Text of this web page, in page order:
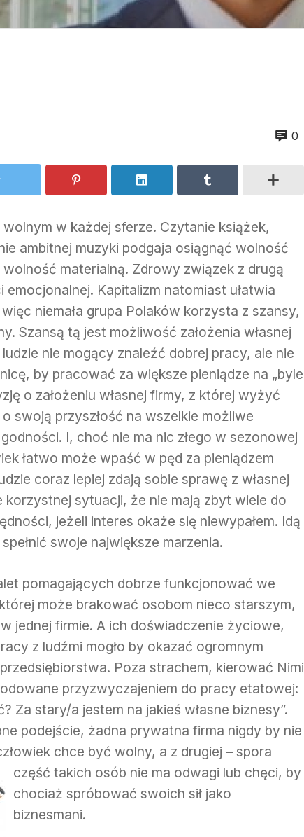
0
w każdej sferze. Czytanie książek,
ambitnej muzyki podgaja osiągnąć wolność
materialną. Zdrowy związek z drugą
Kapitalizm natomiast ułatwia
niemała grupa Polaków korzysta z szansy,
Szansą tą jest możliwość założenia własnej
nie mogący znaleźć dobrej pracy, ale nie
by pracować za większe pieniądze na „byle
o założeniu własnej firmy, z której wyżyć
swoją przyszłość na wszelkie możliwe
I, choć nie ma nic złego w sezonowej
łatwo może wpaść w pęd za pieniądzem
coraz lepiej zdają sobie sprawę z własnej
sytuacji, że nie mają zbyt wiele do
jeżeli interes okaże się niewypałem. Idą
swoje największe marzenia.
pomagających dobrze funkcjonować we
może brakować osobom nieco starszym,
jednej firmie. A ich doświadczenie życiowe,
z ludźmi mogło by okazać ogromnym
Poza strachem, kierować Nimi
przyzwyczajeniem do pracy etatowej:
Za stary/a jestem na jakieś własne biznesy”.
podejście, żadna prywatna firma nigdy by nie
chce być wolny, a z drugiej – spora
część takich osób nie ma odwagi lub chęci, by
chociaż spróbować swoich sił jako
biznesmani.